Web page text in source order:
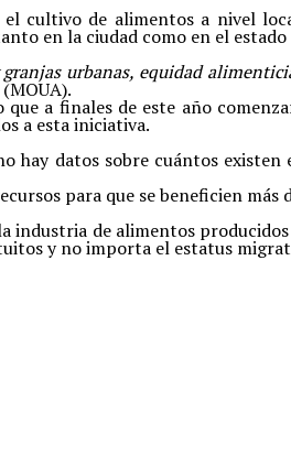
cultivo de alimentos a nivel
en la ciudad como en el estado
urbanas, equidad
a finales de este año
a esta iniciativa.
datos sobre cuántos
para que se beneficien más
de alimentos
y no importa el estatus